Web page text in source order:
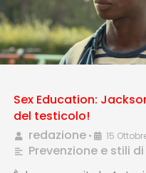
Sex Education:
del testicolo!
redazione • 15
Prevenzione e stili